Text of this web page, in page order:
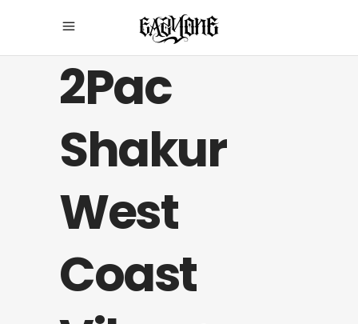
2Pac
Shakur
West
Coast